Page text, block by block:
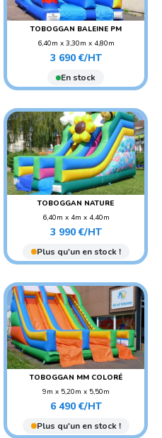
TOBOGGAN BALEINE PM
6,40m x 3,30m x 4,80m
POIDS : 160 KG
AGE CONSEILLÉ : ENFANT
Prix
3 690 €/HT
En stock
TOBOGGAN NATURE
6,40m x 4m x 4,40m
AGE CONSEILLÉ : ENFANT
Prix
3 990 €/HT
Plus qu'un en stock !
TOBOGGAN MM COLORÉ
9m x 5,20m x 5,50m
POIDS : 380 KG
AGE CONSEILLÉ :
ADO/ADULTE
Prix
6 490 €/HT
Plus qu'un en stock !